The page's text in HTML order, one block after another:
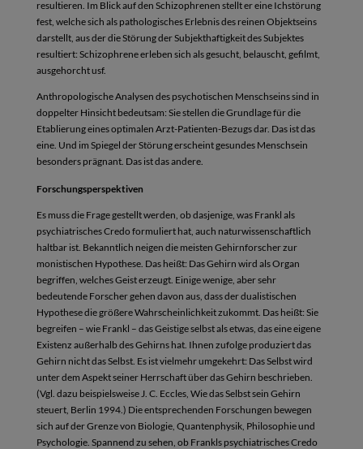
resultieren. Im Blick auf den Schizophrenen stellt er eine Ichstörung
fest, welche sich als pathologisches Erlebnis des reinen Objektseins
darstellt, aus der die Störung der Subjekthaftigkeit des Subjektes
resultiert: Schizophrene erleben sich als gesucht, belauscht, gefilmt,
ausgehorcht usf.
Anthropologische Analysen des psychotischen Menschseins sind in
doppelter Hinsicht bedeutsam: Sie stellen die Grundlage für die
Etablierung eines optimalen Arzt-Patienten-Bezugs dar. Das ist das
eine. Und im Spiegel der Störung erscheint gesundes Menschsein
besonders prägnant. Das ist das andere.
Forschungsperspektiven
Es muss die Frage gestellt werden, ob dasjenige, was Frankl als
psychiatrisches Credo formuliert hat, auch naturwissenschaftlich
haltbar ist. Bekanntlich neigen die meisten Gehirnforscher zur
monistischen Hypothese. Das heißt: Das Gehirn wird als Organ
begriffen, welches Geist erzeugt. Einige wenige, aber sehr
bedeutende Forscher gehen davon aus, dass der dualistischen
Hypothese die größere Wahrscheinlichkeit zukommt. Das heißt: Sie
begreifen – wie Frankl – das Geistige selbst als etwas, das eine eigene
Existenz außerhalb des Gehirns hat. Ihnen zufolge produziert das
Gehirn nicht das Selbst. Es ist vielmehr umgekehrt: Das Selbst wird
unter dem Aspekt seiner Herrschaft über das Gehirn beschrieben.
(Vgl. dazu beispielsweise J. C. Eccles, Wie das Selbst sein Gehirn
steuert, Berlin 1994.) Die entsprechenden Forschungen bewegen
sich auf der Grenze von Biologie, Quantenphysik, Philosophie und
Psychologie. Spannend zu sehen, ob Frankls psychiatrisches Credo